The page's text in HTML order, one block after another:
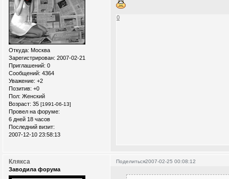
Откуда: Москва
Зарегистрирован: 2007-02-21
Приглашений: 0
Сообщений: 4364
Уважение: +2
Позитив: +0
Пол: Женский
Возраст: 35 [1991-06-13]
Провел на форуме:
6 дней 18 часов
Последний визит:
2007-12-10 23:58:13
0
Поделиться2007-02-25 00:08:12
Клякса
Заводила форума